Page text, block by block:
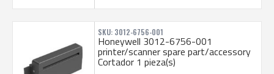
SKU: 3012-6756-001
Honeywell 3012-6756-001
printer/scanner spare part/accessory
Cortador 1 pieza(s)